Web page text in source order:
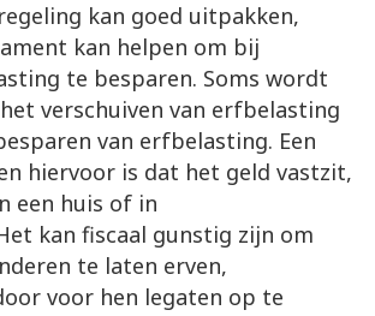
kan goed uitpakken,
kan helpen om bij
te besparen. Soms wordt
verschuiven van erfbelasting
van erfbelasting. Een
hiervoor is dat het geld vastzit,
een huis of in
kan fiscaal gunstig zijn om
te laten erven,
voor hen legaten op te